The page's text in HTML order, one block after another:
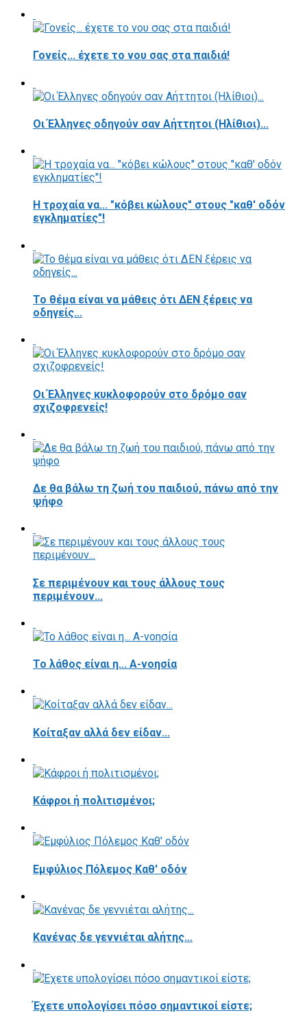
Γονείς... έχετε το νου σας στα παιδιά!
Οι Έλληνες οδηγούν σαν Αήττητοι (Ηλίθιοι)...
Η τροχαία να... "κόβει κώλους" στους "καθ' οδόν
εγκληματίες"!
Το θέμα είναι να μάθεις ότι ΔΕΝ ξέρεις να
οδηγείς...
Οι Έλληνες κυκλοφορούν στο δρόμο σαν
σχιζοφρενείς!
Δε θα βάλω τη ζωή του παιδιού, πάνω από την
ψήφο
Σε περιμένουν και τους άλλους τους
περιμένουν...
Το λάθος είναι η... Α-νοησία
Κοίταξαν αλλά δεν είδαν...
Κάφροι ή πολιτισμένοι;
Εμφύλιος Πόλεμος Καθ' οδόν
Κανένας δε γεννιέται αλήτης...
Έχετε υπολογίσει πόσο σημαντικοί είστε;